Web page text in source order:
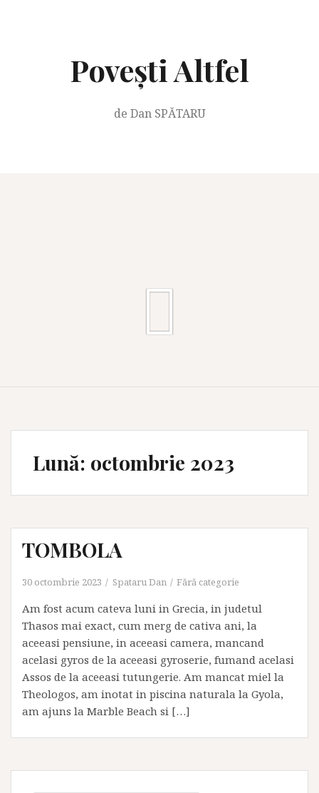
Povești Altfel
de Dan SPĂTARU
Lună: octombrie 2023
TOMBOLA
30 octombrie 2023 Spataru Dan Fără categorie
Am fost acum cateva luni in Grecia, in judetul
Thasos mai exact, cum merg de cativa ani, la
aceeasi pensiune, in aceeasi camera, mancand
acelasi gyros de la aceeasi gyroserie, fumand acelasi
Assos de la aceeasi tutungerie. Am mancat miel la
Theologos, am inotat in piscina naturala la Gyola,
am ajuns la Marble Beach si […]